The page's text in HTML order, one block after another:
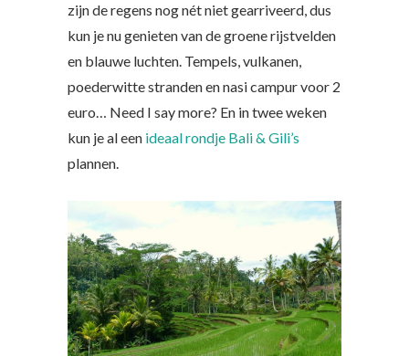
zijn de regens nog nét niet gearriveerd, dus
kun je nu genieten van de groene rijstvelden
en blauwe luchten. Tempels, vulkanen,
poederwitte stranden en nasi campur voor 2
euro… Need I say more? En in twee weken
kun je al een ideaal rondje Bali & Gili’s
plannen.